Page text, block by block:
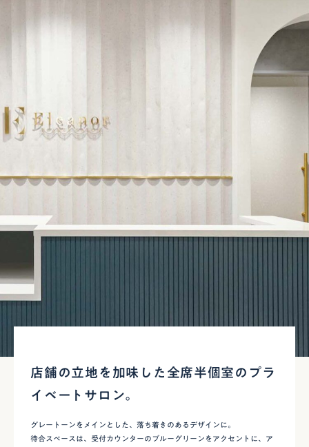
店舗の立地を加味した全席半個室のプラ
イベートサロン。
グレートーンをメインとした、落ち着きのあるデザインに。
待合スペースは、受付カウンターのブルーグリーンをアクセントに、ア